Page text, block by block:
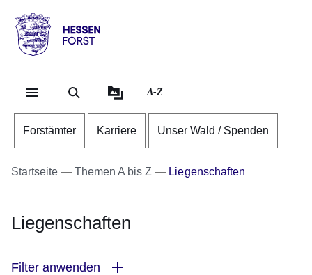
Hessen
Forst
A-Z
Forstämter Karriere Unser Wald / Spenden
Startseite Themen A bis Z Liegenschaften
Liegenschaften
Filter anwenden